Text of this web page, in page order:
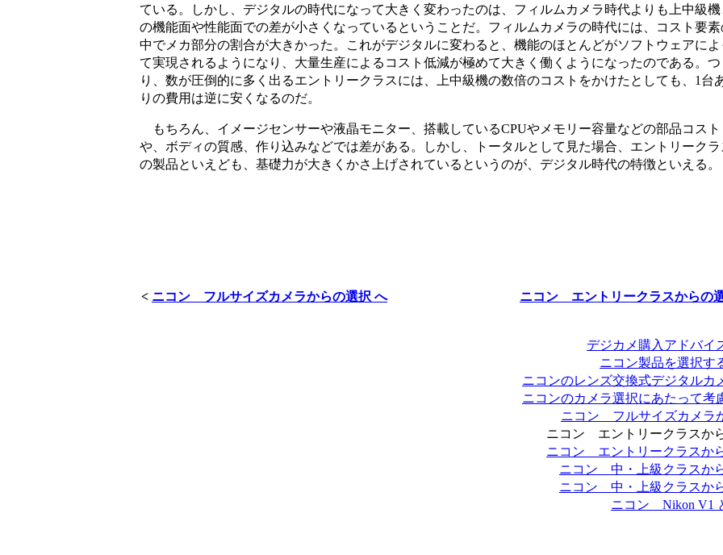
ている。しかし、デジタルの時代になって大きく変わったのは、フィルムカメラ時代よりも上中級機
の機能面や性能面での差が小さくなっているということだ。フィルムカメラの時代には、コスト要素
中でメカ部分の割合が大きかった。これがデジタルに変わると、機能のほとんどがソフトウェアによ
て実現されるようになり、大量生産によるコスト低減が極めて大きく働くようになったのである。つ
り、数が圧倒的に多く出るエントリークラスには、上中級機の数倍のコストをかけたとしても、1台
りの費用は逆に安くなるのだ。
もちろん、イメージセンサーや液晶モニター、搭載しているCPUやメモリー容量などの部品コスト
や、ボディの質感、作り込みなどでは差がある。しかし、トータルとして見た場合、エントリークラ
の製品といえども、基礎力が大きくかさ上げされているというのが、デジタル時代の特徴といえる。
< ニコン フルサイズカメラからの選択 へ ニコン エントリークラスからの
デジカメ購入アドバイ
ニコン製品を選択す
ニコンのレンズ交換式デジタルカ
ニコンのカメラ選択にあたって考
ニコン フルサイズカメラ
ニコン エントリークラスか
ニコン エントリークラスか
ニコン 中・上級クラスか
ニコン 中・上級クラスか
ニコン Nikon V1